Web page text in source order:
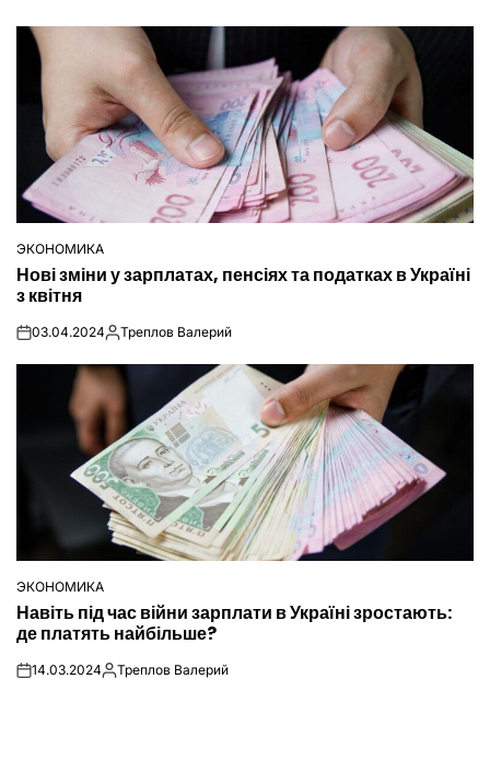
ОПУБЛІКУВАТИ
У
ЭКОНОМИКА
Нові зміни у зарплатах, пенсіях та податках в Україні
з квітня
on03.04.2024Опубліковано
Треплов Валерий
ОПУБЛІКУВАТИ
У
ЭКОНОМИКА
Навіть під час війни зарплати в Україні зростають:
де платять найбільше?
on14.03.2024Опубліковано
Треплов Валерий